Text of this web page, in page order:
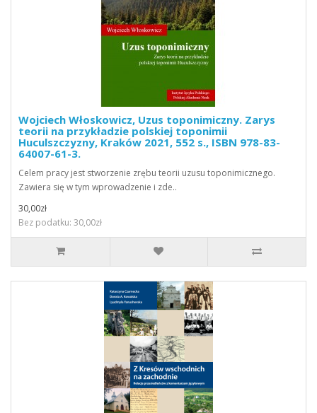
Wojciech Włoskowicz, Uzus toponimiczny. Zarys
teorii na przykładzie polskiej toponimii
Huculszczyzny, Kraków 2021, 552 s., ISBN 978-83-
64007-61-3.
Celem pracy jest stworzenie zrębu teorii uzusu toponimicznego.
Zawiera się w tym wprowadzenie i zde..
30,00zł
Bez podatku: 30,00zł